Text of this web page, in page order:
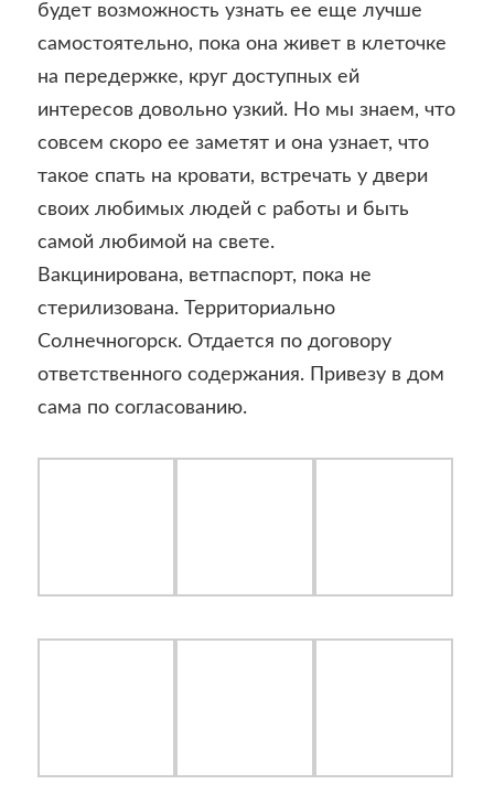
будет возможность узнать ее еще лучше
самостоятельно, пока она живет в клеточке
на передержке, круг доступных ей
интересов довольно узкий. Но мы знаем, что
совсем скоро ее заметят и она узнает, что
такое спать на кровати, встречать у двери
своих любимых людей с работы и быть
самой любимой на свете.
Вакцинирована, ветпаспорт, пока не
стерилизована. Территориально
Солнечногорск. Отдается по договору
ответственного содержания. Привезу в дом
сама по согласованию.